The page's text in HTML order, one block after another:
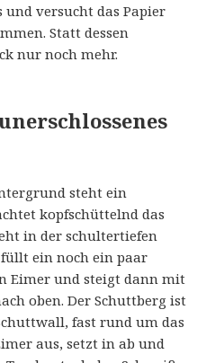
und versucht das Papier
Statt dessen
nur noch mehr.
steht ein
kopfschüttelnd das
in der schultertiefen
ein noch ein paar
Eimer und steigt dann mit
oben. Der Schuttberg ist
fast rund um das
aus, setzt in ab und